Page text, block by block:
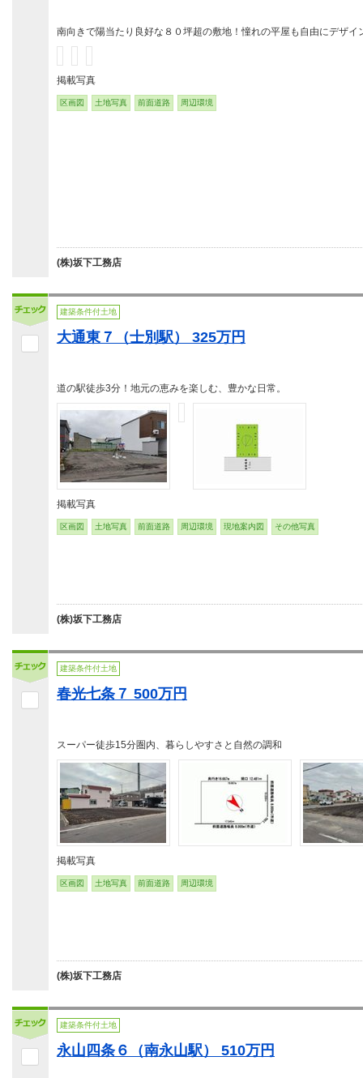
南向きで陽当たり良好な８０坪超の敷地！憧れの平屋も自由にデザ
掲載写真
区画図 土地写真 前面道路 周辺環境
(株)坂下工務店
建築条件付土地
大通東７（士別駅） 325万円
道の駅徒歩3分！地元の恵みを楽しむ、豊かな日常。
掲載写真
区画図 土地写真 前面道路 周辺環境 現地案内図 その他写真
(株)坂下工務店
建築条件付土地
春光七条７ 500万円
スーパー徒歩15分圏内、暮らしやすさと自然の調和
掲載写真
区画図 土地写真 前面道路 周辺環境
(株)坂下工務店
建築条件付土地
永山四条６（南永山駅） 510万円